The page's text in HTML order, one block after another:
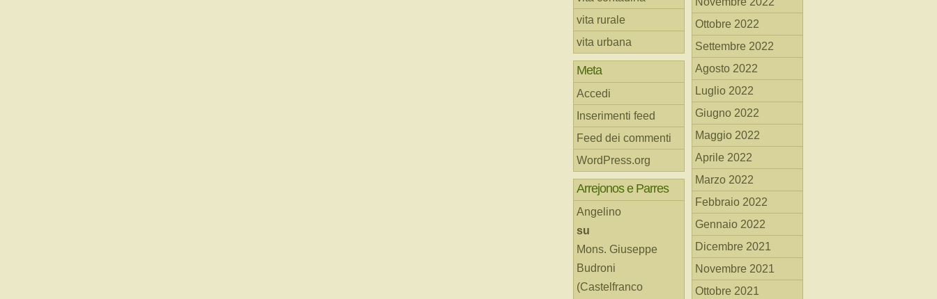
vita rurale
vita urbana
Meta
Accedi
Inserimenti feed
Feed dei commenti
WordPress.org
Arrejonos e Parres
Angelino
su
Mons. Giuseppe
Budroni
(Castelfranco
Ottobre 2022
Settembre 2022
Agosto 2022
Luglio 2022
Giugno 2022
Maggio 2022
Aprile 2022
Marzo 2022
Febbraio 2022
Gennaio 2022
Dicembre 2021
Novembre 2021
Ottobre 2021